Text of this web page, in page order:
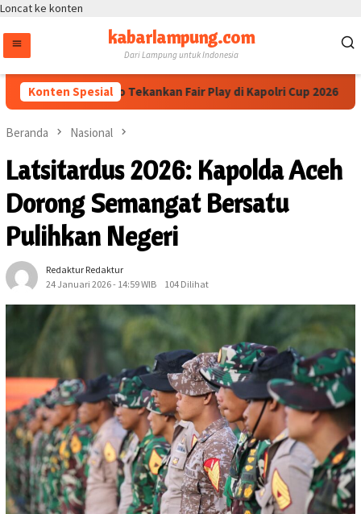
Loncat ke konten
kabarlampung.com
Dari Lampung untuk Indonesia
Konten Spesial
Dedi Prasetyo Tekankan Fair Play di Kapolri Cup 2026
Beranda Nasional
Latsitardus 2026: Kapolda Aceh
Dorong Semangat Bersatu
Pulihkan Negeri
Redaktur Redaktur
24 Januari 2026 - 14:59 WIB
104 Dilihat